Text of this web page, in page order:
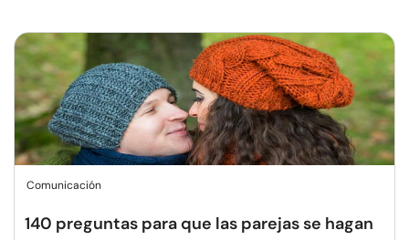
Comunicación
140 preguntas para que las parejas se hagan